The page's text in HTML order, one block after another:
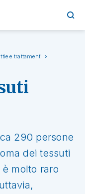
e trattamenti
290 persone
dei tessuti
molto raro